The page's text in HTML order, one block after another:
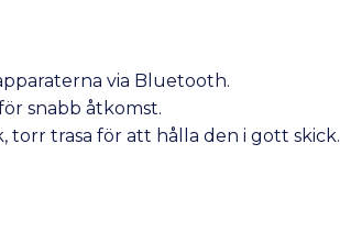
via Bluetooth.
snabb åtkomst.
trasa för att hålla den i gott skick.